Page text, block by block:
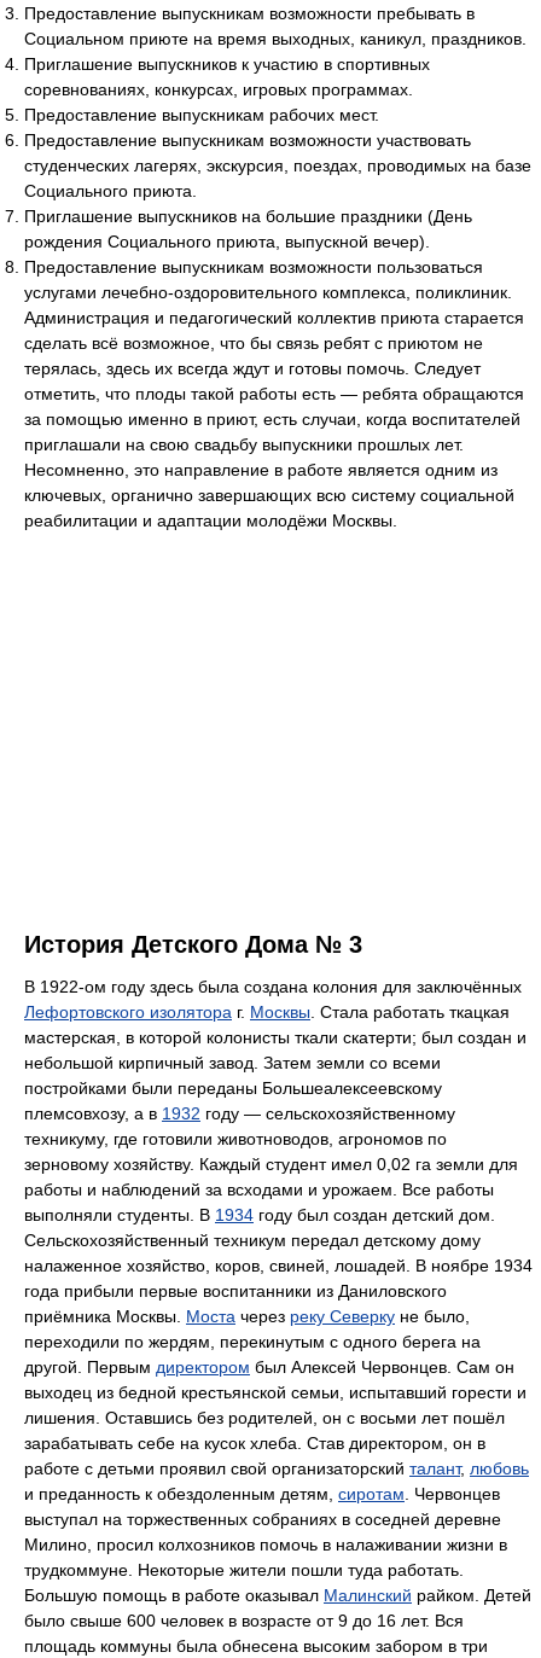
Предоставление выпускникам возможности пребывать в
Социальном приюте на время выходных, каникул, праздников.
Приглашение выпускников к участию в спортивных
соревнованиях, конкурсах, игровых программах.
Предоставление выпускникам рабочих мест.
Предоставление выпускникам возможности участвовать
студенческих лагерях, экскурсия, поездах, проводимых на базе
Социального приюта.
Приглашение выпускников на большие праздники (День
рождения Социального приюта, выпускной вечер).
Предоставление выпускникам возможности пользоваться
услугами лечебно-оздоровительного комплекса, поликлиник.
Администрация и педагогический коллектив приюта старается
сделать всё возможное, что бы связь ребят с приютом не
терялась, здесь их всегда ждут и готовы помочь. Следует
отметить, что плоды такой работы есть — ребята обращаются
за помощью именно в приют, есть случаи, когда воспитателей
приглашали на свою свадьбу выпускники прошлых лет.
Несомненно, это направление в работе является одним из
ключевых, органично завершающих всю систему социальной
реабилитации и адаптации молодёжи Москвы.
История Детского Дома № 3
В 1922-ом году здесь была создана колония для заключённых
Лефортовского изолятора г. Москвы. Стала работать ткацкая
мастерская, в которой колонисты ткали скатерти; был создан и
небольшой кирпичный завод. Затем земли со всеми
постройками были переданы Большеалексеевскому
племсовхозу, а в 1932 году — сельскохозяйственному
техникуму, где готовили животноводов, агрономов по
зерновому хозяйству. Каждый студент имел 0,02 га земли для
работы и наблюдений за всходами и урожаем. Все работы
выполняли студенты. В 1934 году был создан детский дом.
Сельскохозяйственный техникум передал детскому дому
налаженное хозяйство, коров, свиней, лошадей. В ноябре 1934
года прибыли первые воспитанники из Даниловского
приёмника Москвы. Моста через реку Северку не было,
переходили по жердям, перекинутым с одного берега на
другой. Первым директором был Алексей Червонцев. Сам он
выходец из бедной крестьянской семьи, испытавший горести и
лишения. Оставшись без родителей, он с восьми лет пошёл
зарабатывать себе на кусок хлеба. Став директором, он в
работе с детьми проявил свой организаторский талант, любовь
и преданность к обездоленным детям, сиротам. Червонцев
выступал на торжественных собраниях в соседней деревне
Милино, просил колхозников помочь в налаживании жизни в
трудкоммуне. Некоторые жители пошли туда работать.
Большую помощь в работе оказывал Малинский райком. Детей
было свыше 600 человек в возрасте от 9 до 16 лет. Вся
площадь коммуны была обнесена высоким забором в три